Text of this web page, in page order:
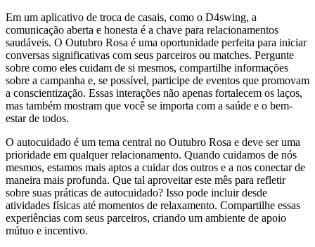
Em um aplicativo de troca de casais, como o D4swing, a
comunicação aberta e honesta é a chave para relacionamentos
saudáveis. O Outubro Rosa é uma oportunidade perfeita para iniciar
conversas significativas com seus parceiros ou matches. Pergunte
sobre como eles cuidam de si mesmos, compartilhe informações
sobre a campanha e, se possível, participe de eventos que promovam
a conscientização. Essas interações não apenas fortalecem os laços,
mas também mostram que você se importa com a saúde e o bem-
estar de todos.
O autocuidado é um tema central no Outubro Rosa e deve ser uma
prioridade em qualquer relacionamento. Quando cuidamos de nós
mesmos, estamos mais aptos a cuidar dos outros e a nos conectar de
maneira mais profunda. Que tal aproveitar este mês para refletir
sobre suas práticas de autocuidado? Isso pode incluir desde
atividades físicas até momentos de relaxamento. Compartilhe essas
experiências com seus parceiros, criando um ambiente de apoio
mútuo e incentivo.